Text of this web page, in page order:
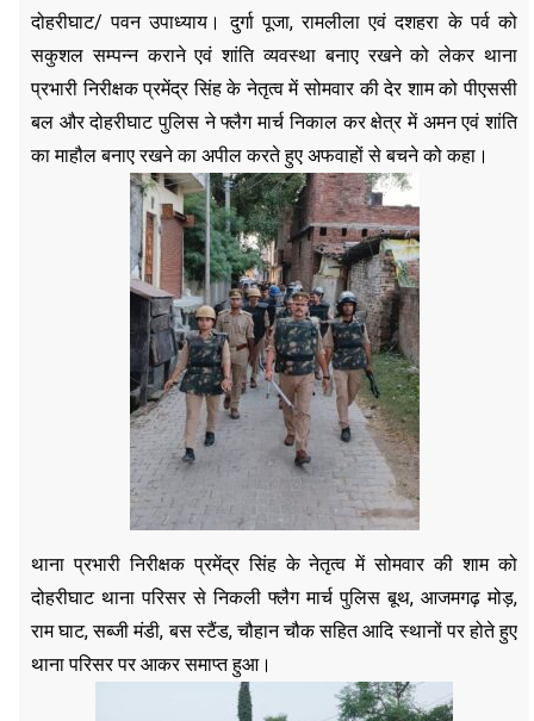
दोहरीघाट/ पवन उपाध्याय। दुर्गा पूजा, रामलीला एवं दशहरा के पर्व को
सकुशल सम्पन्न कराने एवं शांति व्यवस्था बनाए रखने को लेकर थाना
प्रभारी निरीक्षक प्रमेंद्र सिंह के नेतृत्व में सोमवार की देर शाम को पीएससी
बल और दोहरीघाट पुलिस ने फ्लैग मार्च निकाल कर क्षेत्र में अमन एवं शांति
का माहौल बनाए रखने का अपील करते हुए अफवाहों से बचने को कहा।
थाना प्रभारी निरीक्षक प्रमेंद्र सिंह के नेतृत्व में सोमवार की शाम को
दोहरीघाट थाना परिसर से निकली फ्लैग मार्च पुलिस बूथ, आजमगढ़ मोड़,
राम घाट, सब्जी मंडी, बस स्टैंड, चौहान चौक सहित आदि स्थानों पर होते हुए
थाना परिसर पर आकर समाप्त हुआ।